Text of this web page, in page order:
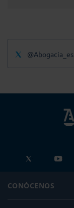
@Abogacia_es
CONÓCENOS